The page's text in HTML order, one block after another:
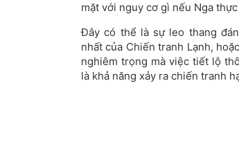
mặt với nguy cơ gì nếu Nga
Đây có thể là sự leo thang
nhất của Chiến tranh Lạnh,
nghiêm trọng mà việc tiết lộ
là khả năng xảy ra chiến tranh